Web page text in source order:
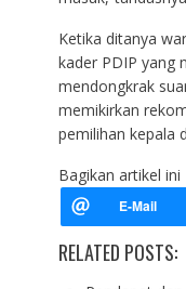
Ketika ditanya
kader PDIP yang
mendongkrak
memikirkan
pemilihan kepala
Bagikan artikel ini
RELATED POSTS: